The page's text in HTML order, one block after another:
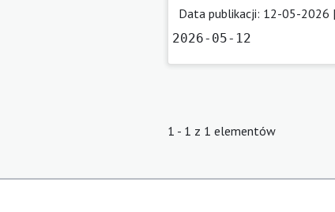
Data publikacji: 12-05-2026 |
2026-05-12
1 - 1 z 1 elementów